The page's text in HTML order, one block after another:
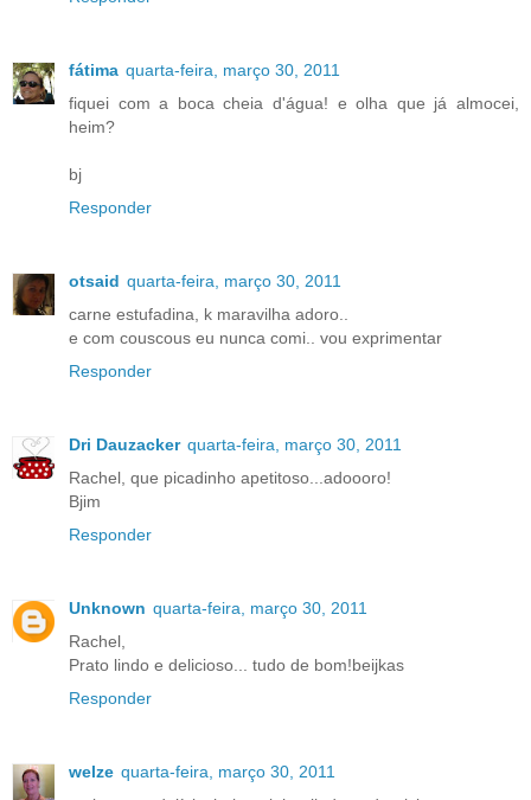
fátima quarta-feira, março 30, 2011
fiquei com a boca cheia d'água! e olha que já almocei,
heim?
bj
Responder
otsaid quarta-feira, março 30, 2011
carne estufadina, k maravilha adoro..
e com couscous eu nunca comi.. vou exprimentar
Responder
Dri Dauzacker quarta-feira, março 30, 2011
Rachel, que picadinho apetitoso...adoooro!
Bjim
Responder
Unknown quarta-feira, março 30, 2011
Rachel,
Prato lindo e delicioso... tudo de bom!beijkas
Responder
welze quarta-feira, março 30, 2011